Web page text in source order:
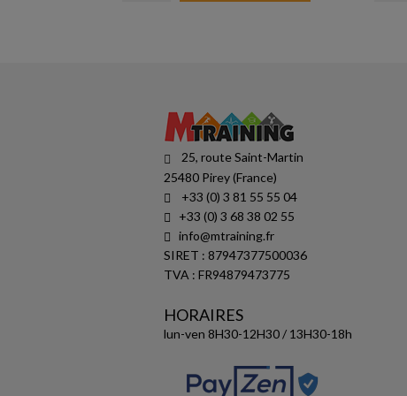
25, route Saint-Martin
25480 Pirey (France)
+33 (0) 3 81 55 55 04
+33 (0) 3 68 38 02 55
info@mtraining.fr
SIRET : 87947377500036
TVA : FR94879473775
HORAIRES
lun-ven 8H30-12H30 / 13H30-18h